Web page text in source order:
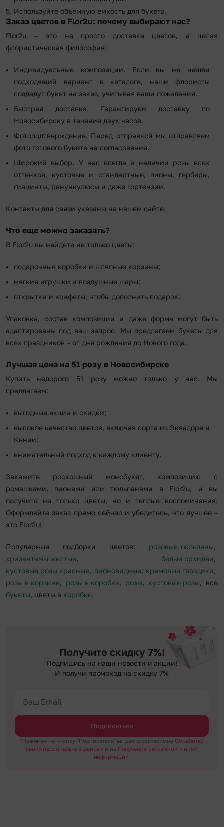
Используйте объемную емкость для букета.
Заказ цветов в Flor2u: почему выбирают нас?
Flor2u – это не просто доставка цветов, а целая
флористическая философия:
Индивидуальные композиции. Если вы не нашли
подходящий вариант в каталоге, наши флористы
создадут букет на заказ, учитывая ваши пожелания.
Быстрая доставка. Гарантируем доставку по
Новосибирску в течение двух часов.
Фотоподтверждение. Перед отправкой мы отправляем
фото готового букета на согласование.
Широкий выбор. У нас всегда в наличии розы всех
оттенков, кустовые и стандартные, пионы, герберы,
гиацинты, ранункулюсы и даже гортензии.
Контакты для связи указаны на нашем сайте.
Что еще можно заказать?
В Flor2u вы найдете не только цветы:
подарочные коробки и шляпные корзины;
мягкие игрушки и воздушные шары;
открытки и конфеты, чтобы дополнить подарок.
Упаковка, состав композиции и даже форма могут быть
адаптированы под ваш запрос. Мы предлагаем букеты для
всех праздников – от дня рождения до Нового года.
Лучшая цена на 51 розу в Новосибирске
Купить недорого 51 розу можно только у нас. Мы
предлагаем:
выгодные акции и скидки;
высокое качество цветов, включая сорта из Эквадора и
Кении;
внимательный подход к каждому клиенту.
Закажите роскошный монобукет, композицию с
ромашками, пионами или тюльпанами в Flor2u, и вы
получите не только цветы, но и теплые воспоминания.
Оформляйте заказ прямо сейчас и убедитесь, что лучшее –
это Flor2u!
Популярные подборки цветов: розовые тюльпаны,
хризантемы желтые, белые орхидеи,
кустовые розы красные, пионовидные; кремовые гвоздики,
розы в корзине, розы в коробке, розы, кустовые розы, все
букеты, цветы в коробке.
Получите скидку 7%!
Подпишись на наши новости и акции!
И получи промокод на скидку 7%
Подписаться
*Нажимая на кнопку "Подписаться" вы даёте согласие на Обработку
своих персональных данных и на Получение рекламной и иной
информации.